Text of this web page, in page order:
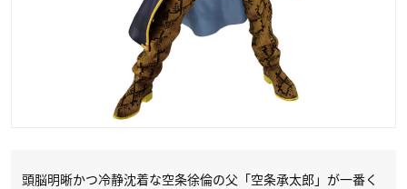
頭脳明晰かつ冷静沈着な空条徐倫の父「空条承太郎」が一番く